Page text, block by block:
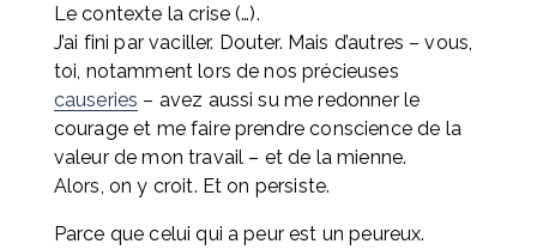
Le contexte la crise (…).
J’ai fini par vaciller. Douter. Mais d’autres – vous,
causeries – avez aussi su me redonner le
courage et me faire prendre conscience de la
valeur de mon travail – et de la mienne.
Alors, on y croit. Et on persiste.
Parce que celui qui a peur est un peureux.